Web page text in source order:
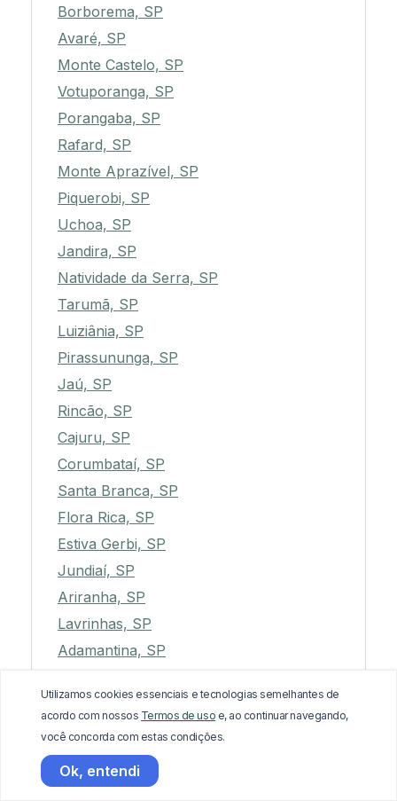
Borborema, SP
Avaré, SP
Monte Castelo, SP
Votuporanga, SP
Porangaba, SP
Rafard, SP
Monte Aprazível, SP
Piquerobi, SP
Uchoa, SP
Jandira, SP
Natividade da Serra, SP
Tarumã, SP
Luiziânia, SP
Pirassununga, SP
Jaú, SP
Rincão, SP
Cajuru, SP
Corumbataí, SP
Santa Branca, SP
Flora Rica, SP
Estiva Gerbi, SP
Jundiaí, SP
Ariranha, SP
Lavrinhas, SP
Adamantina, SP
Jaboticabal, SP
Auriflama, SP
Analândia, SP
Campos do Jordão, SP
Utilizamos cookies essenciais e tecnologias semelhantes de
acordo com nossos Termos de uso e, ao continuar navegando,
você concorda com estas condições.
Ok, entendi